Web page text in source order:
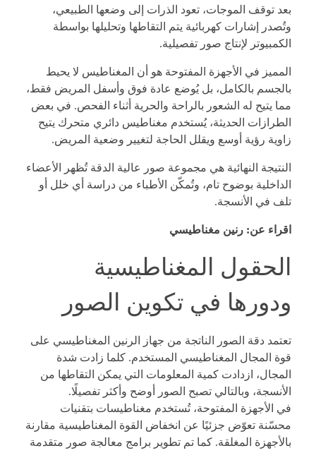
بعد توقف الموجات، تعود الذرات إلى وضعها الطبيعي،
وتُصدر إشارات كهربائية يتم التقاطها وتحليلها بواسطة
الكمبيوتر لإنتاج صور تفصيلية.
المميز في الأجهزة المفتوحة هو أن المغناطيس لا يحيط
بالجسم بالكامل، بل يُوضع عادة فوق وأسفل المريض فقط،
مما يتيح له الشعور بالراحة والحرية أثناء الفحص. في بعض
الطرازات الحديثة، يُستخدم مغناطيس دائري متحرك يتيح
زاوية رؤية أوسع ويقلل الحاجة لتغيير وضعية المريض.
النتيجة النهائية هي مجموعة صور عالية الدقة تُظهر الأعضاء
الداخلية بوضوح تام، وتُمكّن الأطباء من دراسة أي خلل أو
تلف في الأنسجة.
اقراء عن: رنين مغناطيسي
الحقول المغناطيسية
ودورها في تكوين الصور
تعتمد دقة الصور الناتجة من جهاز الرنين المغناطيسي على
قوة المجال المغناطيسي المستخدم. كلما زادت شدة
المجال، ازدادت كمية المعلومات التي يمكن التقاطها من
الأنسجة، وبالتالي تصبح الصور أوضح وأكثر تفصيلًا.
في الأجهزة المفتوحة، تُستخدم مغناطيسات بتقنيات
محسّنة تعوّض جزئيًا عن انخفاض القوة المغناطيسية مقارنة
بالأجهزة المغلقة. كما تم تطوير برامج معالجة صور متقدمة